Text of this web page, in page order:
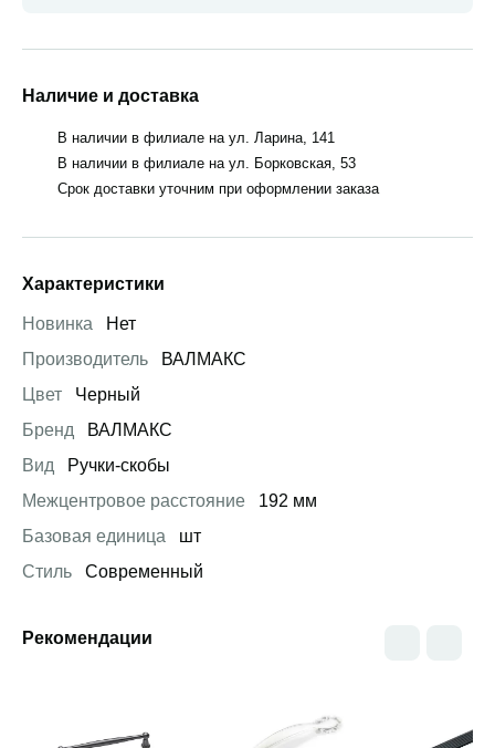
Наличие и доставка
В наличии в филиале на ул. Ларина, 141
В наличии в филиале на ул. Борковская, 53
Срок доставки уточним при оформлении заказа
Характеристики
Новинка
Нет
Производитель
ВАЛМАКС
Цвет
Черный
Бренд
ВАЛМАКС
Вид
Ручки-скобы
Межцентровое расстояние
192 мм
Базовая единица
шт
Стиль
Современный
Рекомендации